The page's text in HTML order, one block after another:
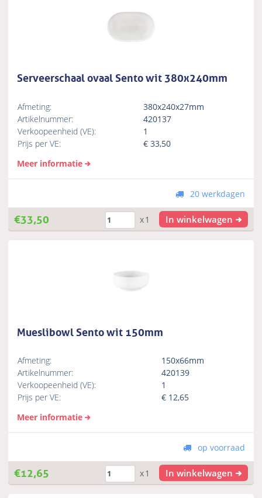
Serveerschaal ovaal Sento wit 380x240mm
Afmeting:
380x240x27mm
Artikelnummer:
420137
Verkoopeenheid (VE):
1
Prijs per VE:
€33,50
Meer informatie
20 werkdagen
€33,50 x1 In winkelwagen
Mueslibowl Sento wit 150mm
Afmeting:
150x66mm
Artikelnummer:
420139
Verkoopeenheid (VE):
1
Prijs per VE:
€ 12,65
Meer informatie
op voorraad
€12,65 x1 In winkelwagen